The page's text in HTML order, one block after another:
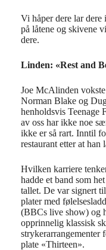
Vi håper dere lar dere
på låtene og skivene
dere.
Linden: «Rest and
Joe McAlinden
Norman Blake og
henholdsvis Teenage
av oss har ikke noe
ikke er så rart. Inntil
restaurant etter at
Hvilken karriere
hadde et band som
tallet. De var signert
plater med
(BBCs live show) og
opprinnelig klassisk
strykerarrangementer
plate «Thirteen».